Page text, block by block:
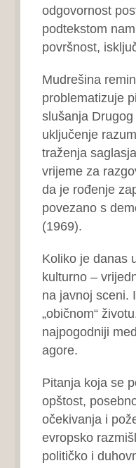
odgovornost
podtekstom
površnost,
Mudrešina
problematizuje
slušanja
uključenje
traženja
vrijeme za
da je rođenje
povezano s
(1969).
Koliko je danas
kulturno –
na javnoj sceni.
„običnom“
najpogodniji
agore.
Pitanja koja se
opštost,
očekivanja i
evropsko
političko i